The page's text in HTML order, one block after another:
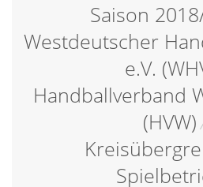
Saison
Westdeutscher
e.V.
Handballverband
(HVW)